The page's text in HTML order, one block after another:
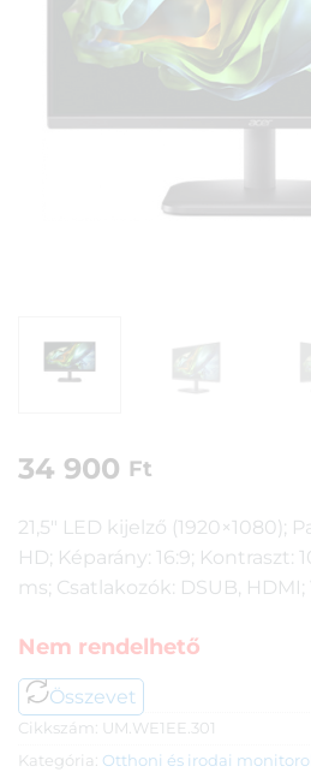
34 900 Ft
21,5″ LED kijelző (1920×1080);
HD; Képarány: 16:9; Kontraszt:
ms; Csatlakozók: DSUB, HDMI;
Nem rendelhető
Összevet
Cikkszám: UM.WE1EE.301
Kategória: Otthoni és irodai